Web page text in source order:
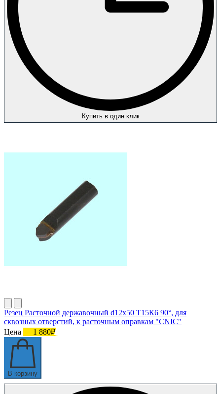
Купить в один клик
Резец Расточной державочный d12х50 Т15К6 90°, для
сквозных отверстий, к расточным оправкам "CNIC"
Цена
1 880₽
В корзину